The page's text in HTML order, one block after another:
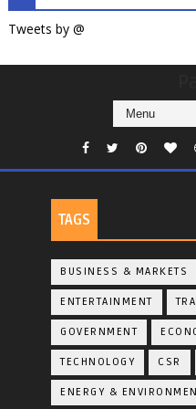
Tweets by @
TAGS
BUSINESS & MARKETS
ENTERTAINMENT
GOVERNMENT
TECHNOLOGY CSR
ENERGY &